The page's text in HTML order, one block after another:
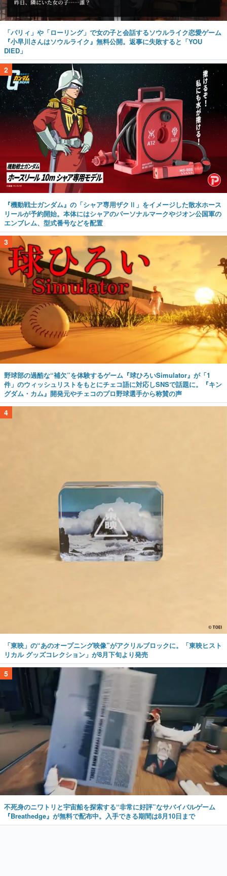
『小早川さんはソウルライク』無料公開。返事に失敗すると「YOU
DIED」
2
『機動戦士ガンダム』の「シャア専用ザクⅡ」をイメージした散水ホース
リールが予約開始。本体にはシャアのパーソナルマークやジオン公国軍の
エンブレム、型式番号などを配置
野球部の過酷な“補欠”を体験するゲーム『球ひろいSimulator』が「1
件」のウィッシュリストをもとにチェコ語に対応しSNSで話題に。『キン
グダム・カム』開発元やチェコのプロ野球選手から称賛の声
4
5
不死身のニワトリと宇宙船を探索する“非常に好評”なサバイバルゲーム
『Breathedge』が無料で配布中。入手できる期間は8月10日まで